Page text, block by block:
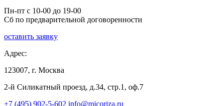
Пн-пт с 10-00 до 19-00
Сб по предварительной договоренности
оставить заявку
Адрес:
123007, г. Москва
2-й Силикатный проезд, д.34, стр.1, оф.7
+7 (495) 902-5-602 info@micoriza.ru